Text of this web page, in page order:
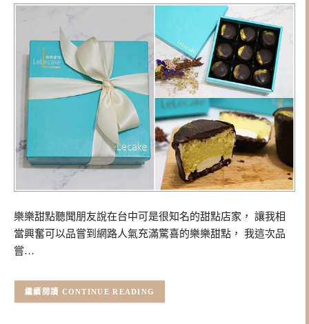
樂樂甜點聽聞朋友說在台中可是很知名的甜點店家， 讓我相
當興奮可以品嘗到網路人氣充滿驚喜的樂樂甜點， 我這次品
嘗…
CONTINUE READING